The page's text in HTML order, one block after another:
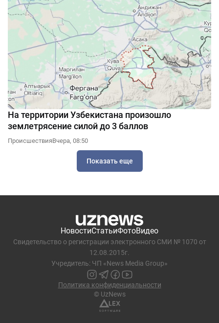
На территории Узбекистана произошло
землетрясение силой до 3 баллов
ПроисшествияВчера, 08:50
Показать еще
НовостиСтатьиФотоВидео
Свидетельство о регистрации электронного СМИ № 1070 от
12.08.2015г.
Учредитель: ЧП «News Media Group»
Политика конфиденциальности
© UzNews